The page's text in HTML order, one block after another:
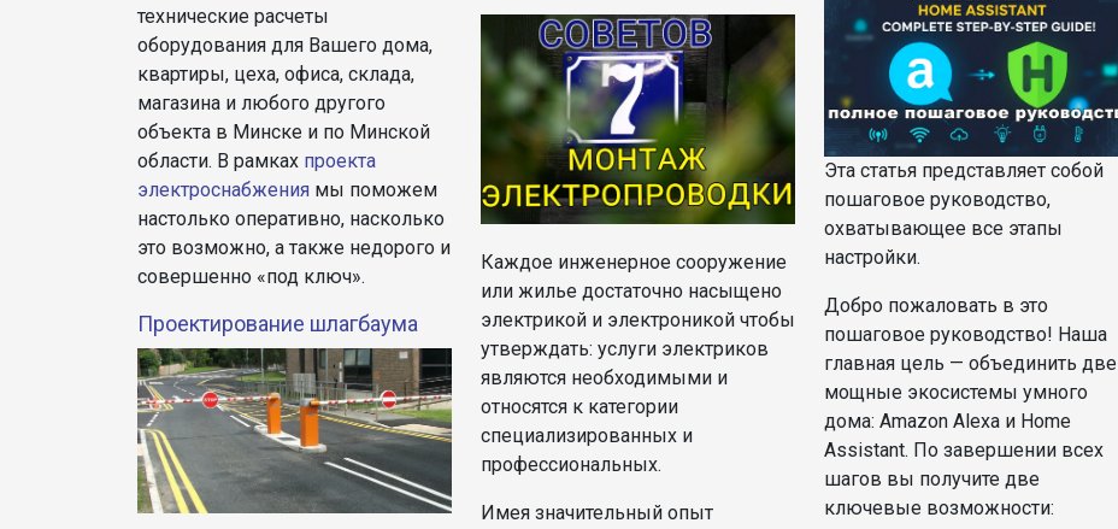
технические расчеты
оборудования для Вашего дома,
квартиры, цеха, офиса, склада,
магазина и любого другого
объекта в Минске и по Минской
области. В рамках проекта
электроснабжения мы поможем
настолько оперативно, насколько
это возможно, а также недорого и
совершенно «под ключ».
Проектирование шлагбаума
Каждое инженерное сооружение
или жилье достаточно насыщено
электрикой и электроникой чтобы
утверждать: услуги электриков
являются необходимыми и
относятся к категории
специализированных и
профессиональных.
Имея значительный опыт
Эта статья представляет собой
пошаговое руководство,
охватывающее все этапы
настройки.
Добро пожаловать в это
пошаговое руководство! Наша
главная цель — объединить две
мощные экосистемы умного
дома: Amazon Alexa и Home
Assistant. По завершении всех
шагов вы получите две
ключевые возможности: